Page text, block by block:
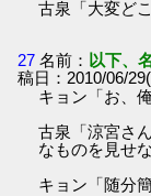
古泉「大変ど
27 名前： 以下、
稿日：2010/06/
キョン「お、
古泉「涼宮さ
なものを見せ
キョン「随分